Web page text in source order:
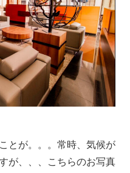
とが。。。常時、気候が
が、、、こちらのお写真